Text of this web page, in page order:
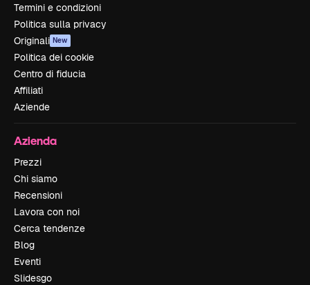
Termini e condizioni
Politica sulla privacy
Originali New
Politica dei cookie
Centro di fiducia
Affiliati
Aziende
Azienda
Prezzi
Chi siamo
Recensioni
Lavora con noi
Cerca tendenze
Blog
Eventi
Slidesgo